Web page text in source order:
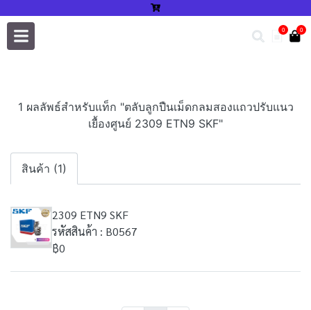
0 0
1 ผลลัพธ์สำหรับแท็ก "ตลับลูกปืนเม็ดกลมสองแถวปรับแนว
เยื้องศูนย์ 2309 ETN9 SKF"
สินค้า (1)
2309 ETN9 SKF
รหัสสินค้า : B0567
฿0